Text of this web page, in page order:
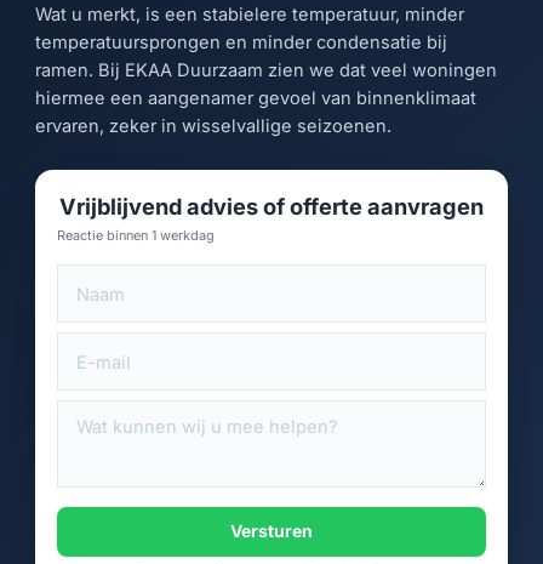
Wat u merkt, is een stabielere temperatuur, minder
temperatuursprongen en minder condensatie bij
ramen. Bij EKAA Duurzaam zien we dat veel woningen
hiermee een aangenamer gevoel van binnenklimaat
ervaren, zeker in wisselvallige seizoenen.
Vrijblijvend advies of offerte aanvragen
Reactie binnen 1 werkdag
Versturen